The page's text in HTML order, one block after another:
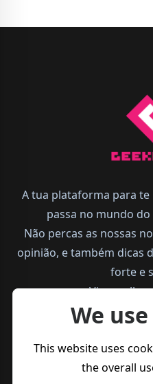
A tua plataforma para
passa no mundo
Não percas as nossas
opinião, e também dicas
forte e
Vive
We
This website uses
the overall